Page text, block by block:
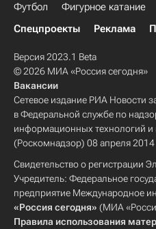
Футбол Фигурное катание
Спецпроекты
Реклама
Версия 2023.1 Beta
© 2026 МИА «Россия сегодня»
Вакансии
Сетевое издание РИА Новости
в Федеральной службе по
информационных технологий
(Роскомнадзор) 08 апреля 2014
Свидетельство о регистрации
Учредитель: Федеральное
предприятие Международное
«Россия сегодня» (МИА
Правила использования